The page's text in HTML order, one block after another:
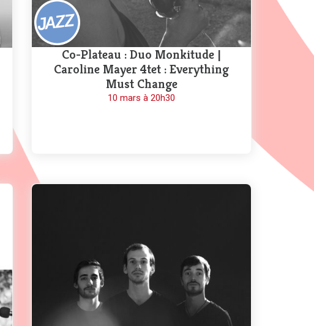
Co-Plateau : Duo Monkitude |
Caroline Mayer 4tet : Everything
Must Change
10 mars à 20h30